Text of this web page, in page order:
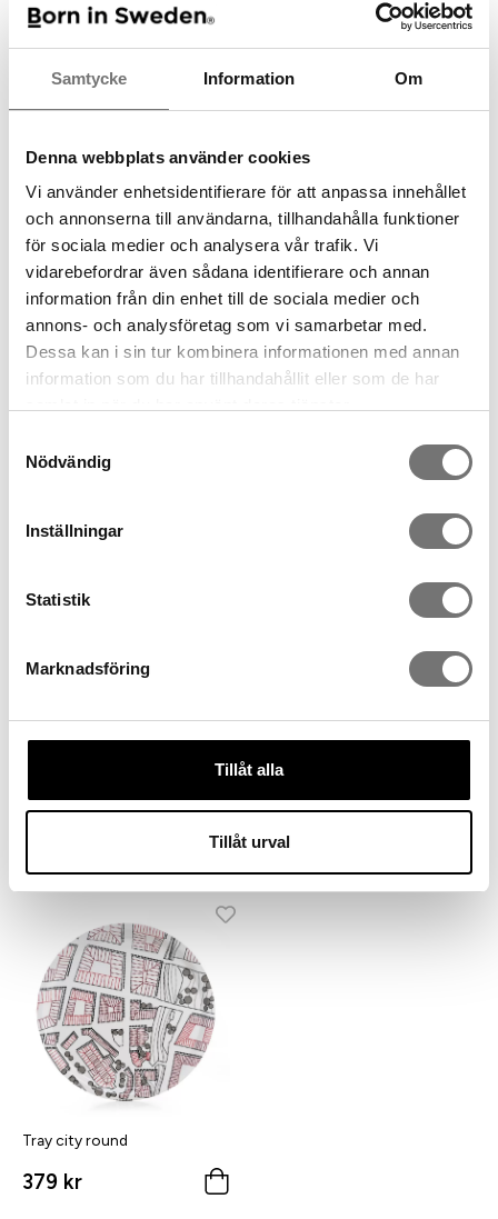
Samtycke Information Om
Denna webbplats använder cookies
Vi använder enhetsidentifierare för att anpassa innehållet
och annonserna till användarna, tillhandahålla funktioner
för sociala medier och analysera vår trafik. Vi
vidarebefordrar även sådana identifierare och annan
information från din enhet till de sociala medier och
annons- och analysföretag som vi samarbetar med.
Dessa kan i sin tur kombinera informationen med annan
information som du har tillhandahållit eller som de har
Nödvändig
Inställningar
Statistik
Marknadsföring
Tillåt alla
Tillåt urval
Artikelnummer:
7340197
Produkt
Küchenhandtuch -
99 kr
Kissenbezug Archipelago Kissenbezug Countryside
199 kr
Tray city round
379 kr